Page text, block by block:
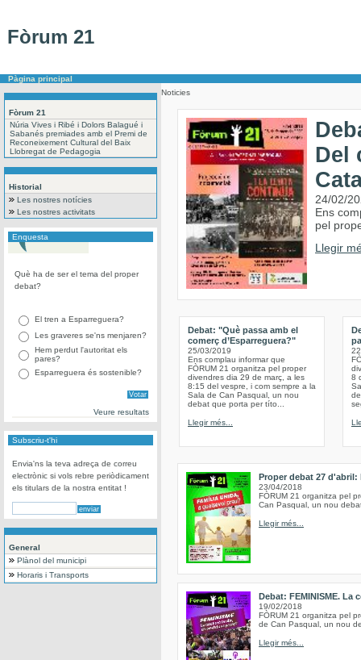
Fòrum 21
Pàgina principal
Fòrum 21
Núria Vives i Ribé i Dolors Balagué i
Sabanés premiades amb el Premi de
Reconeixement Cultural del Baix
Llobregat de Pedagogia
Historial
Les nostres notícies
Les nostres activitats
Enquesta
Què ha de ser el tema del proper
debat?
El tren a Esparreguera?
Les graveres se'ns menjaren?
Hem perdut l'autoritat els
pares?
Esparreguera és sostenible?
Veure resultats
Subscriu-t'hi
Envia'ns la teva adreça de correu
electrònic si vols rebre periòdicament
els titulars de la nostra entitat !
General
Plànol del municipi
Horaris i Transports
Noticies
Del
24/02/
Ens
pel
Llegir
Debat: "Què passa amb el
comerç d’Esparreguera?"
25/03/2019
Ens complau informar que
FÒRUM 21 organitza pel proper
divendres dia 29 de març, a les
8:15 del vespre, i com sempre a la
Sala de Can Pasqual, un nou
debat que porta per títo...
Llegir més...
8
Proper debat 27
23/04/2018
FÒRUM 21 organitza pel
Can Pasqual, un nou
Llegir més...
Debat: FEMINISME.
19/02/2018
FÒRUM 21 organitza pel
de Can Pasqual, un nou
Llegir més...